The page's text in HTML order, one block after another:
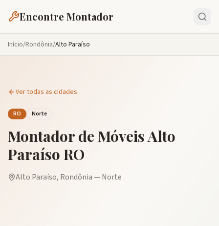
Encontre Montador
Início/Rondônia/Alto Paraíso
Ver todas as cidades
RO Norte
Montador de MóveisAlto
Paraíso RO
Alto Paraíso, Rondônia— Norte